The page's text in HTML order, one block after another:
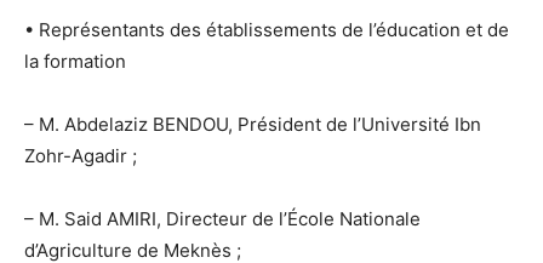
• Représentants des établissements de l’éducation et de
la formation
– M. Abdelaziz BENDOU, Président de l’Université Ibn
Zohr-Agadir ;
– M. Said AMIRI, Directeur de l’École Nationale
d’Agriculture de Meknès ;